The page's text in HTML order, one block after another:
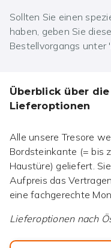
Sollten Sie einen
haben, geben Sie
Bestellvorgangs unter
Überblick über
Lieferoptionen
Alle unsere Tresore
Bordsteinkante (= bis
Haustüre) geliefert.
Aufpreis das
eine fachgerechte
Lieferoptionen nach